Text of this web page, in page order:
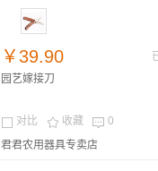
￥39.90
园艺嫁接刀
对比  收藏  0
君君农用器具专卖店